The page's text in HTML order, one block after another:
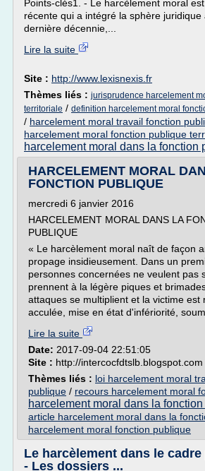
Points-clés1. - Le harcèlement moral
récente qui a intégré la sphère
dernière décennie,...
Lire la suite
Site : http://www.lexisnexis.fr
Thèmes liés : jurisprudence harcelement
territoriale / definition harcelement moral
/ harcelement moral travail fonction
harcelement moral fonction publique
harcelement moral dans la fonction
HARCELEMENT MORAL
FONCTION PUBLIQUE
mercredi 6 janvier 2016
HARCELEMENT MORAL DANS LA
PUBLIQUE
« Le harcèlement moral naît de façon
propage insidieusement. Dans un
personnes concernées ne veulent pas
prennent à la légère piques et
attaques se multiplient et la victime est
acculée, mise en état d'infériorité,
Lire la suite
Date: 2017-09-04 22:51:05
Site : http://intercocfdtslb.blogspot.com
Thèmes liés : loi harcelement moral
publique / recours harcelement moral
harcelement moral dans la
article harcelement moral dans la
harcelement moral fonction publique
Le harcèlement dans le
- Les dossiers ...